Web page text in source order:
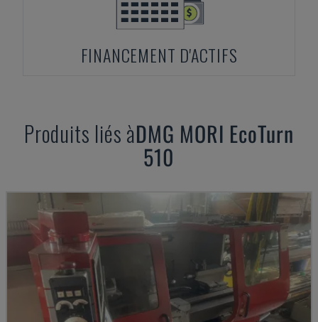
FINANCEMENT D'ACTIFS
Produits liés àDMG MORI EcoTurn
510